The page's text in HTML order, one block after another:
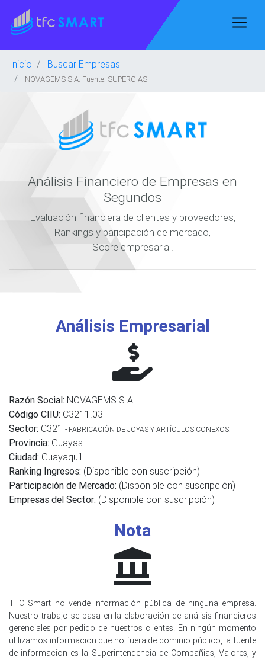
Inicio Buscar Empresas
NOVAGEMS S.A. Fuente: SUPERCIAS
Análisis Financiero de Empresas en
Segundos
Evaluación financiera de clientes y proveedores,
Rankings y paricipación de mercado,
Score empresarial.
Análisis Empresarial
Razón Social: NOVAGEMS S.A.
Código CIIU: C3211.03
Sector: C321 - FABRICACIÓN DE JOYAS Y ARTÍCULOS CONEXOS.
Provincia: Guayas
Ciudad: Guayaquil
Ranking Ingresos: (Disponible con suscripción)
Participación de Mercado: (Disponible con suscripción)
Empresas del Sector: (Disponible con suscripción)
Nota
TFC Smart no vende información pública de ninguna empresa.
Nuestro trabajo se basa en la elaboración de análisis financieros
gerenciales por pedido de nuestros clientes. En ningún momento
utilizamos informacion que no fuera de dominio público, la fuente
de informacion es la Superintendencia de Compañias, Valores, y